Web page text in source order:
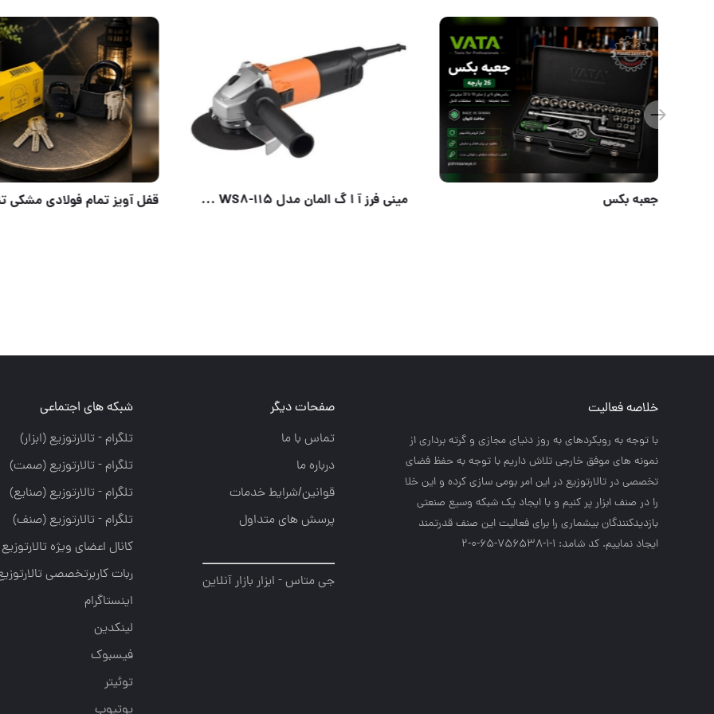
⭕️⭕️⭕️⭕️⭕️⭕️⭕️⭕️⭕️ جعبه بکس
خلاصه فعالیت
با توجه به رويكردهاي به روز دنياي مجازي و گرته برداري از
نمونه هاي موفق خارجي تلاش داريم با توجه به حفظ فضاي
تخصصي در تالارتوزيع در اين امر بومي سازي كرده و اين خلا
را در صنف ابزار پر كنيم و با ايجاد يك شبكه وسيع صنعتي
بازديدكنندگان بيشماري را براي فعاليت اين صنف قدرتمند
ايجاد نماييم. کد شامد: 1-1-756538-65-0-2
صفحات دیگر
تماس با ما
درباره ما
قوانین/شرایط خدمات
پرسش های متداول
جی متاس - ابزار بازار آنلاین
شبکه های اجتماعی
تلگرام - تالارتوزيع (ابزار)
تلگرام - تالارتوزيع (صمت)
تلگرام - تالارتوزيع (صنايع)
تلگرام - تالارتوزیع (صنف)
کانال اعضای ویژه تالارتوزیع
ربات کاربرتخصصی
اینستاگرام
لینکدین
فیسبوک
توئیتر
یوتیوب